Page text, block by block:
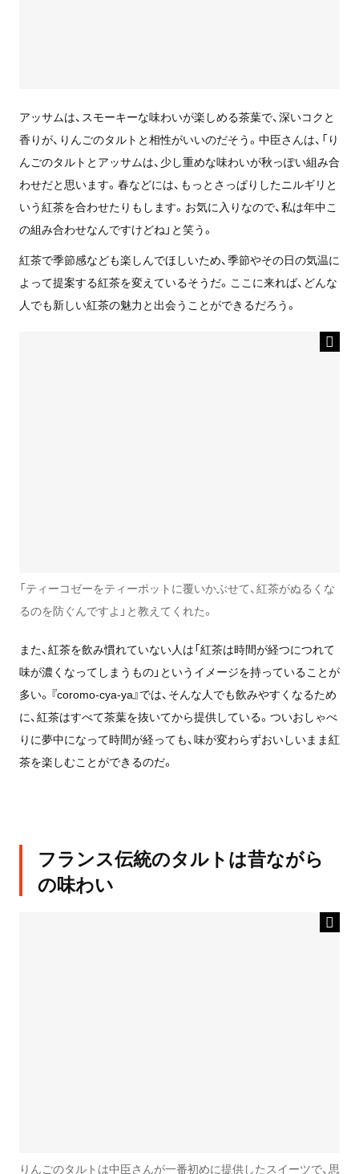
アッサムは、 スモーキーな味わいが楽しめる茶葉で、深いコクと
香りが、 りんごのタルトと相性がいいのだそう。中臣さんは、「り
んごのタルトとアッサムは、少し重めな味わいが秋っぽい組み合
わせだと思います。春などには、もっとさっぱりしたニルギリと
いう紅茶を合わせたりもします。 お気に入りなので、私は年中こ
の組み合わせなんですけどね」と笑う。
紅茶で季節感なども楽しんでほしいため、季節やその日の気温に
よって提案する紅茶を変えているそうだ。ここに来れば、どんな
人でも新しい紅茶の魅力と出会うことができるだろう。
「ティーコゼーをティーポットに覆いかぶせて、紅茶がぬるくな
るのを防ぐんですよ」と教えてくれた。
また、紅茶を飲み慣れていない人は「紅茶は時間が経つにつれて
味が濃くなってしまうもの」というイメージを持っていることが
多い。 『coromo-cya-ya』では、そんな人でも飲みやすくなるため
に、紅茶はすべて茶葉を抜いてから提供している。ついおしゃべ
りに夢中になって時間が経っても、味が変わらずおいしいまま紅
茶を楽しむことができるのだ。
フランス伝統のタルトは昔ながら
の味わい
りんごのタルトは中臣さんが一番初めに提供したスイーツで、思